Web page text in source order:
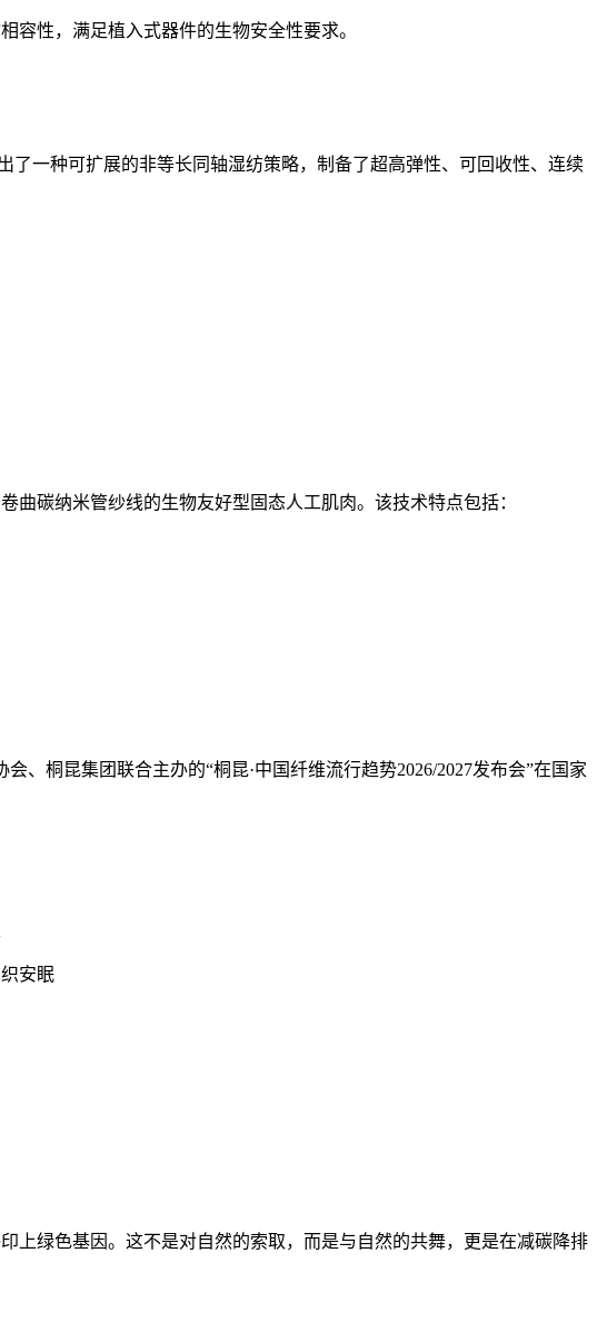
性，满足植入式器件的生物安全性要求。
一种可扩展的非等长同轴湿纺策略，制备了超高弹性、可回收性、连续
碳纳米管纱线的生物友好型固态人工肌肉。该技术特点包括：
桐昆集团联合主办的“桐昆·中国纤维流行趋势2026/2027发布会”在国家
安眠
绿色基因。这不是对自然的索取，而是与自然的共舞，更是在减碳降排